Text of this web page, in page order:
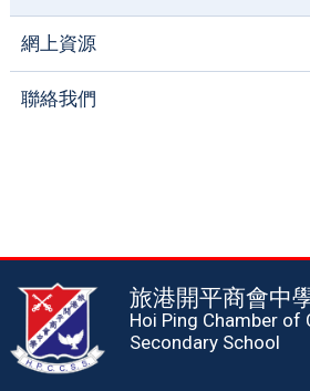
網上資源
聯絡我們
旅港開平商會中
Hoi Ping Chamber of
Secondary School